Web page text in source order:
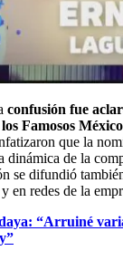
confusión fue
Famosos México
que la
dinámica de la
se difundió
en redes de la
“Arruiné